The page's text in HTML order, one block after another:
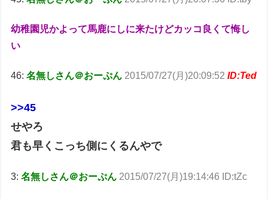
幼稚園児かよって馬鹿にしに来たけどカッコ良くて悔し
い
46:名無しさん＠おーぷん 2015/07/27(月)20:09:52ID:Ted
>>45
せやろ
君も早くこっち側にくるんやで
3:名無しさん＠おーぷん 2015/07/27(月)19:14:46 ID:tZc